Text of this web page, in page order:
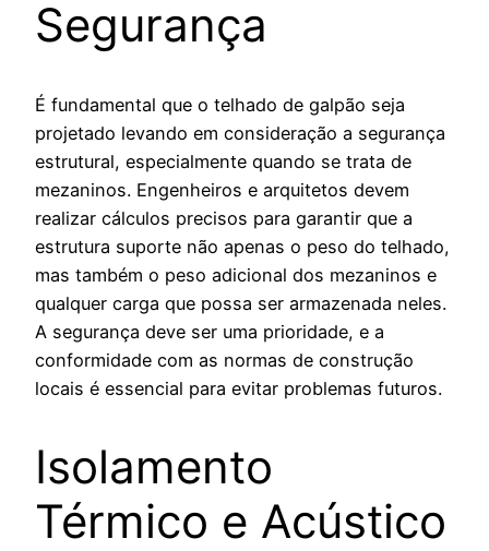
Segurança
É fundamental que o telhado de galpão seja
projetado levando em consideração a segurança
estrutural, especialmente quando se trata de
mezaninos. Engenheiros e arquitetos devem
realizar cálculos precisos para garantir que a
estrutura suporte não apenas o peso do telhado,
mas também o peso adicional dos mezaninos e
qualquer carga que possa ser armazenada neles.
A segurança deve ser uma prioridade, e a
conformidade com as normas de construção
locais é essencial para evitar problemas futuros.
Isolamento
Térmico e Acústico